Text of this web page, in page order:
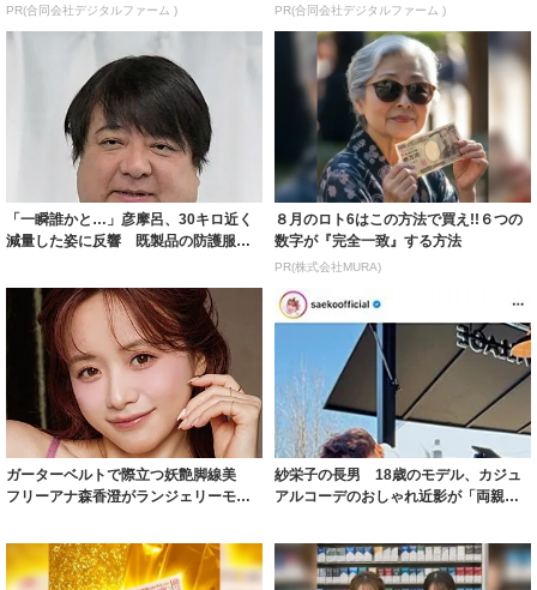
PR(合同会社デジタルファーム ) PR(合同会社デジタルファーム )
「一瞬誰かと…」彦摩呂、30キロ近く
減量した姿に反響 既製品の防護服が
８月のロト6はこの方法で買え!!６つの
数字が『完全一致』する方法
PR(株式会社MURA)
ガーターベルトで際立つ妖艶脚線美
フリーアナ森香澄がランジェリーモデ
紗栄子の長男 18歳のモデル、カジュ
アルコーデのおしゃれ近影が「両親の